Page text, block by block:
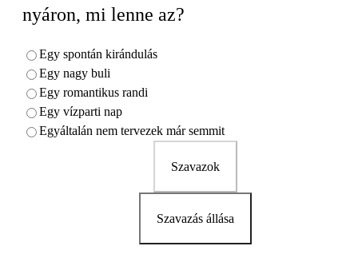
nyáron, mi lenne az?
Egy spontán kirándulás
Egy nagy buli
Egy romantikus randi
Egy vízparti nap
Egyáltalán nem tervezek már semmit
Szavazok
Szavazás állása